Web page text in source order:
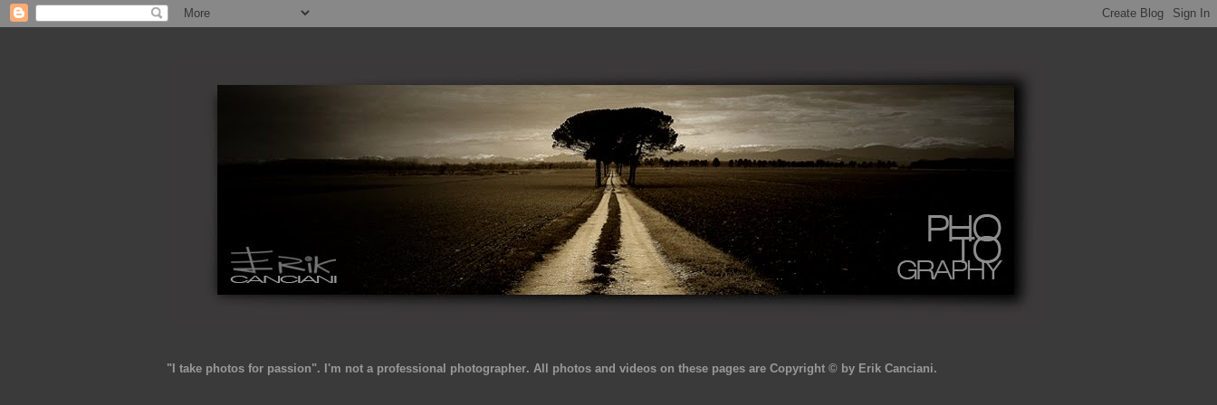
"I take photos for passion". I'm not a professional photographer. All photos and videos on these pages are Copyright © by Erik Canciani.